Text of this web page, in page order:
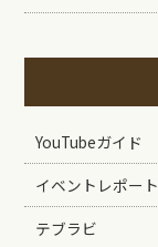
YouTubeガイド
イベントレポート
テブラビ